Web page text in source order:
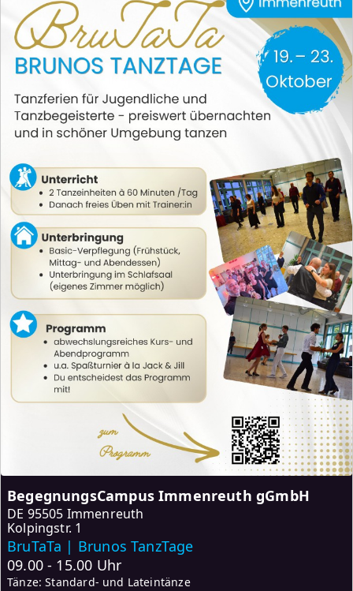
BegegnungsCampus Immenreuth gGmbH
DE 95505 Immenreuth
Kolpingstr. 1
BruTaTa | Brunos TanzTage
09.00 - 15.00 Uhr
Tänze: Standard- und Lateintänze